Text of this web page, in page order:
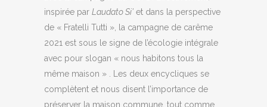
inspirée par Laudato Si’ et dans la perspective
de « Fratelli Tutti », la campagne de carême
2021 est sous le signe de l’écologie intégrale
avec pour slogan « nous habitons tous la
même maison » . Les deux encycliques se
complètent et nous disent l’importance de
préserver la maison commune, tout comme